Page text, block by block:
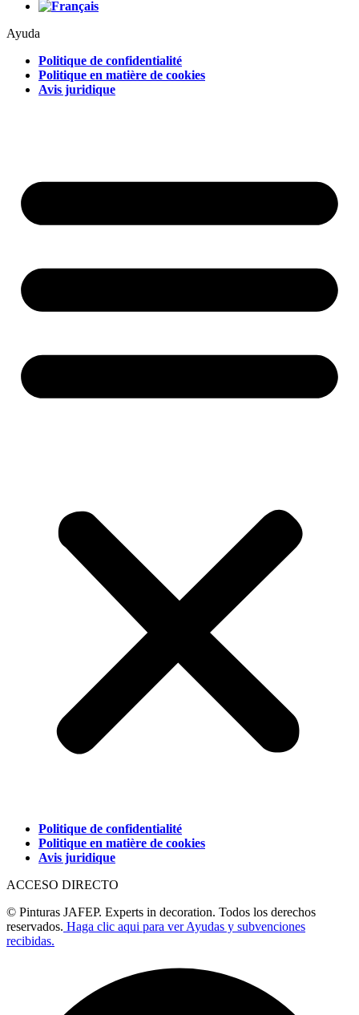
Ayuda
Politique de confidentialité
Politique en matière de cookies
Avis juridique
Politique de confidentialité
Politique en matière de cookies
Avis juridique
ACCESO DIRECTO
© Pinturas JAFEP. Experts in decoration. Todos los derechos
reservados. Haga clic aqui para ver Ayudas y subvenciones
recibidas.